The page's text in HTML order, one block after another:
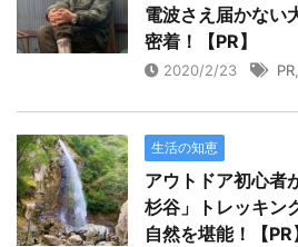
電波さえ届かない
密着！【PR】
2020/2/23 PR
生活の知恵
アウトドア初心者
杉谷」トレッキン
自然を堪能！【PR】